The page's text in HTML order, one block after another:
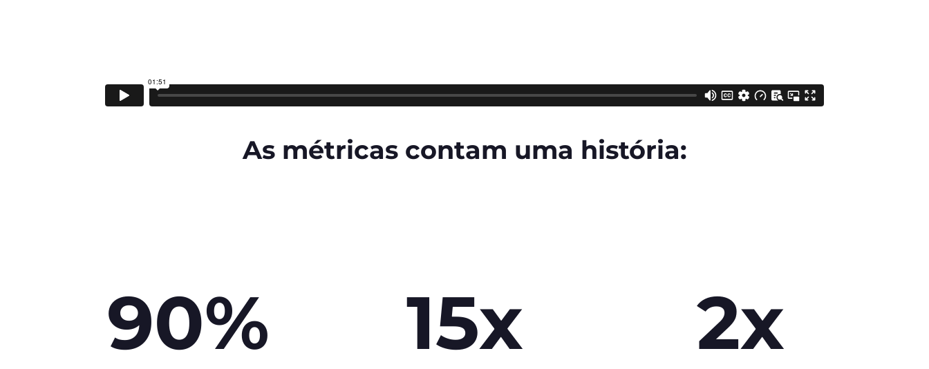
As métricas contam uma história:
90% 15x 2x